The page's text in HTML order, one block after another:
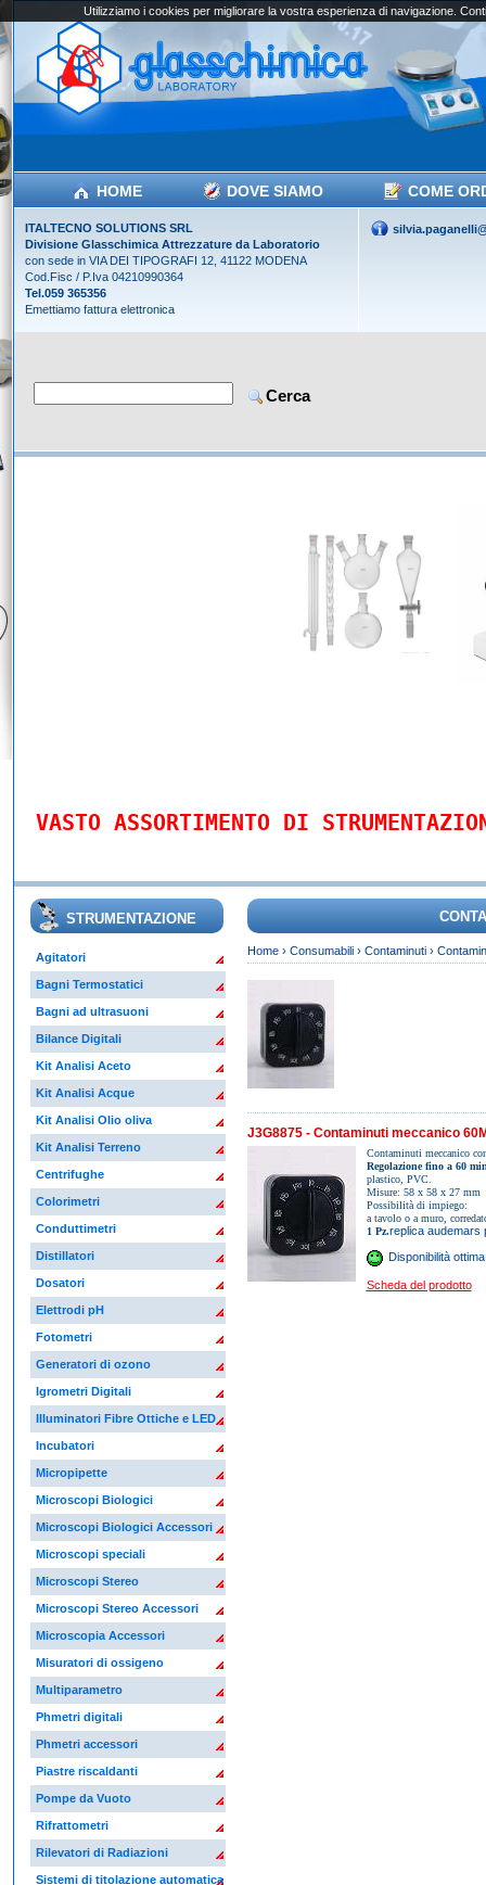
HOME DOVE SIAMO COME
ITALTECNO SOLUTIONS SRL
Divisione Glasschimica Attrezzature da Laboratorio
con sede in VIA DEI TIPOGRAFI 12, 41122 MODENA
Cod.Fisc / P.Iva 04210990364
Tel.059 365356
Emettiamo fattura elettronica
VASTO ASSORTIMENTO DI
STRUMENTAZIONE
Agitatori
Bagni Termostatici
Bagni ad ultrasuoni
Bilance Digitali
Kit Analisi Aceto
Kit Analisi Acque
Kit Analisi Olio oliva
Kit Analisi Terreno
Centrifughe
Colorimetri
Conduttimetri
Distillatori
Dosatori
Elettrodi pH
Fotometri
Generatori di ozono
Igrometri Digitali
Illuminatori Fibre Ottiche e LED
Incubatori
Micropipette
Microscopi Biologici
Microscopi Biologici Accessori
Microscopi speciali
Microscopi Stereo
Microscopi Stereo Accessori
Microscopia Accessori
Misuratori di ossigeno
Multiparametro
Phmetri digitali
Phmetri accessori
Piastre riscaldanti
Pompe da Vuoto
Rifrattometri
Rilevatori di Radiazioni
Sistemi di titolazione automatica
Home› Consumabili› Contaminuti›
J3G8875 - Contaminuti meccanico
Contaminuti meccanico
Regolazione fino a 60
plastico, PVC.
Misure: 58 x 58 x 27 mm
Possibilità di impiego:
a tavolo o a muro,
1 Pz.replica audemars
Disponibilità ottima
Scheda del prodotto
Utilizziamo i cookies per migliorare la vostra esperienza di navigazione.